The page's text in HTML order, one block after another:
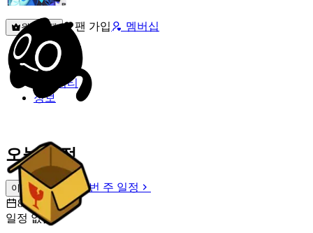
원픽선택 팬 가입 멤버십
밐타운
피드
커뮤니티
정보
오늘 일정
이번 주 일정
이번 주 일정
8월 9일 [일]
일정 없음